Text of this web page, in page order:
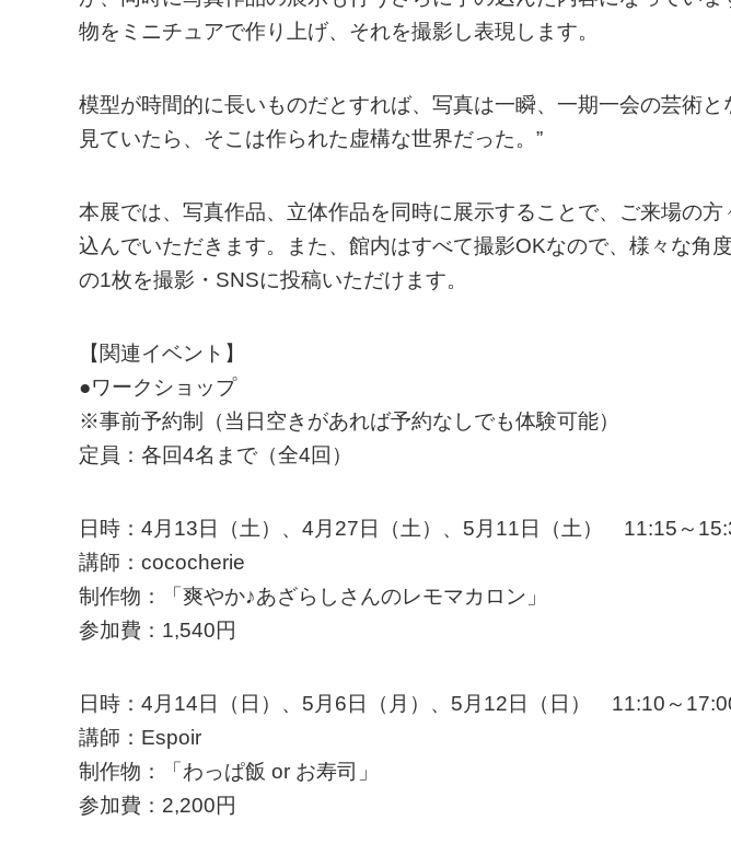
物をミニチュアで作り上げ、それを撮影し表現します。
模型が時間的に長いものだとすれば、写真は一瞬、一期一会の芸術と
見ていたら、そこは作られた虚構な世界だった。”
本展では、写真作品、立体作品を同時に展示することで、ご来場の
込んでいただきます。また、館内はすべて撮影OKなので、様々な角
の1枚を撮影・SNSに投稿いただけます。
【関連イベント】
●ワークショップ
※事前予約制（当日空きがあれば予約なしでも体験可能）
定員：各回4名まで（全4回）
日時：4月13日（土）、4月27日（土）、5月11日（土） 11:15～
講師：cococherie
制作物：「爽やか♪あざらしさんのレモマカロン」
参加費：1,540円
日時：4月14日（日）、5月6日（月）、5月12日（日） 11:10～
講師：Espoir
制作物：「わっぱ飯 or お寿司」
参加費：2,200円